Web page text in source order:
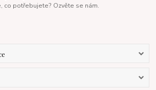
co potřebujete? Ozvěte se nám.